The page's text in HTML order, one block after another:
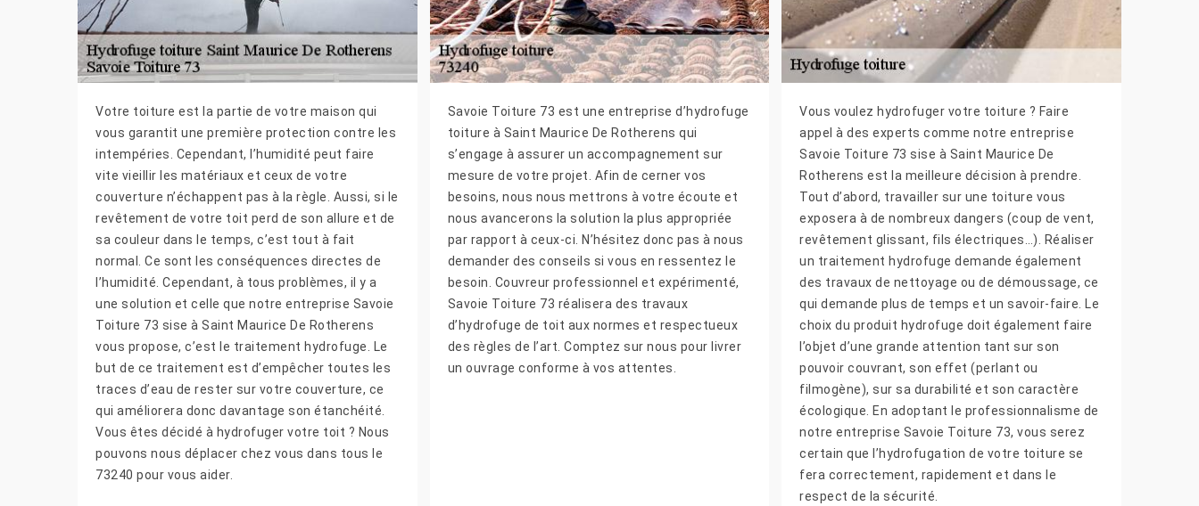
Votre toiture est la partie de votre maison qui
vous garantit une première protection contre les
intempéries. Cependant, l’humidité peut faire
vite vieillir les matériaux et ceux de votre
couverture n’échappent pas à la règle. Aussi, si le
revêtement de votre toit perd de son allure et de
sa couleur dans le temps, c’est tout à fait
normal. Ce sont les conséquences directes de
l’humidité. Cependant, à tous problèmes, il y a
une solution et celle que notre entreprise Savoie
Toiture 73 sise à Saint Maurice De Rotherens
vous propose, c’est le traitement hydrofuge. Le
but de ce traitement est d’empêcher toutes les
traces d’eau de rester sur votre couverture, ce
qui améliorera donc davantage son étanchéité.
Vous êtes décidé à hydrofuger votre toit ? Nous
pouvons nous déplacer chez vous dans tous le
73240 pour vous aider.
Savoie Toiture 73 est une entreprise d’hydrofuge
toiture à Saint Maurice De Rotherens qui
s’engage à assurer un accompagnement sur
mesure de votre projet. Afin de cerner vos
besoins, nous nous mettrons à votre écoute et
nous avancerons la solution la plus appropriée
par rapport à ceux-ci. N’hésitez donc pas à nous
demander des conseils si vous en ressentez le
besoin. Couvreur professionnel et expérimenté,
Savoie Toiture 73 réalisera des travaux
d’hydrofuge de toit aux normes et respectueux
des règles de l’art. Comptez sur nous pour livrer
un ouvrage conforme à vos attentes.
Vous voulez hydrofuger votre toiture ? Faire
appel à des experts comme notre entreprise
Savoie Toiture 73 sise à Saint Maurice De
Rotherens est la meilleure décision à prendre.
Tout d’abord, travailler sur une toiture vous
exposera à de nombreux dangers (coup de vent,
revêtement glissant, fils électriques…). Réaliser
un traitement hydrofuge demande également
des travaux de nettoyage ou de démoussage, ce
qui demande plus de temps et un savoir-faire. Le
choix du produit hydrofuge doit également faire
l’objet d’une grande attention tant sur son
pouvoir couvrant, son effet (perlant ou
filmogène), sur sa durabilité et son caractère
écologique. En adoptant le professionnalisme de
notre entreprise Savoie Toiture 73, vous serez
certain que l’hydrofugation de votre toiture se
fera correctement, rapidement et dans le
respect de la sécurité.